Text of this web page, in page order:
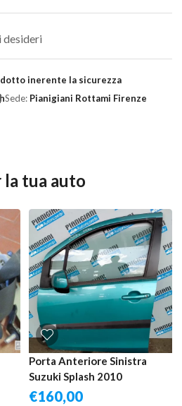
desideri
inerente la sicurezza
Sede: Pianigiani Rottami Firenze
tua auto
Porta Anteriore Sinistra
Suzuki Splash 2010
€160,00